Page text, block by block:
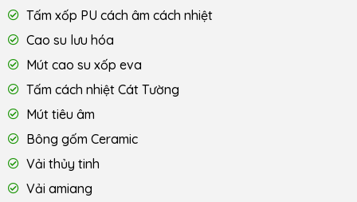
Tấm xốp PU cách âm cách nhiệt
Cao su lưu hóa
Mút cao su xốp eva
Tấm cách nhiệt Cát Tường
Mút tiêu âm
Bông gốm Ceramic
Vải thủy tinh
Vải amiang